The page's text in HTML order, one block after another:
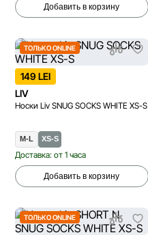
Добавить в корзину
ТОЛЬКО ONLINE
149 LEI
LIV
Носки Liv SNUG SOCKS WHITE XS-S
M-L XS-S
Доставка: от 1 часа
Добавить в корзину
ТОЛЬКО ONLINE